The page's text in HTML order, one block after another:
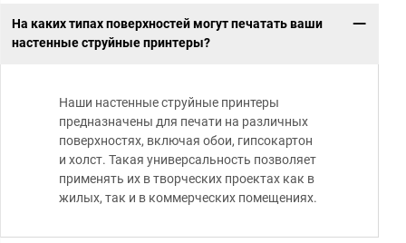
На каких типах поверхностей могут печатать ваши
настенные струйные принтеры?
Наши настенные струйные принтеры
предназначены для печати на различных
поверхностях, включая обои, гипсокартон
и холст. Такая универсальность позволяет
применять их в творческих проектах как в
жилых, так и в коммерческих помещениях.